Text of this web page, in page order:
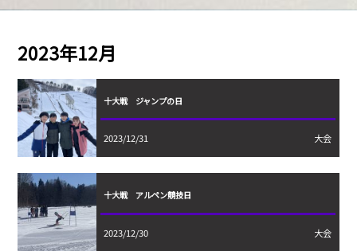
2023年12月
十大戦 ジャンプの日
2023/12/31 大会
十大戦 アルペン競技日
2023/12/30 大会